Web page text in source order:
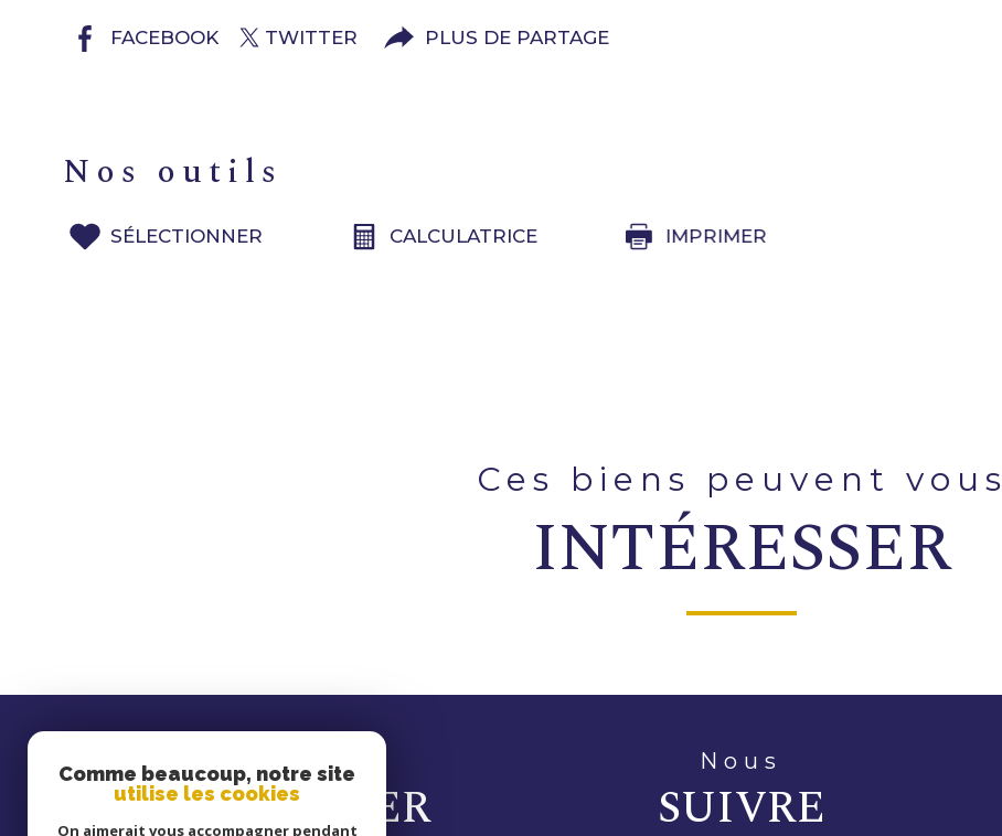
FACEBOOK TWITTER PLUS DE PARTAGE
nos outils
SÉLECTIONNER CALCULATRICE IMPRIMER
ces biens peuvent vous
INTÉRESSER
se
CONNECTER
nous
SUIVRE
Comme beaucoup, notre site
utilise les cookies
On aimerait vous accompagner pendant